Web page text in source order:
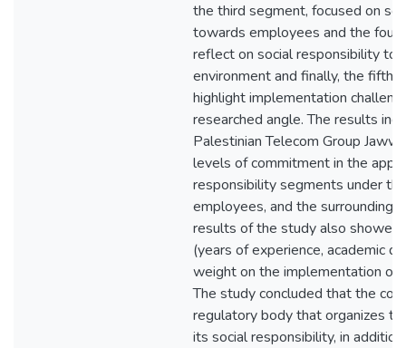
the third segment, focused on
towards employees and the
reflect on social responsibility
environment and finally, the fifth
highlight implementation
researched angle. The results
Palestinian Telecom Group
levels of commitment in the
responsibility segments under
employees, and the surrounding
results of the study also showed
(years of experience, academic
weight on the implementation of
The study concluded that the
regulatory body that organizes
its social responsibility, in